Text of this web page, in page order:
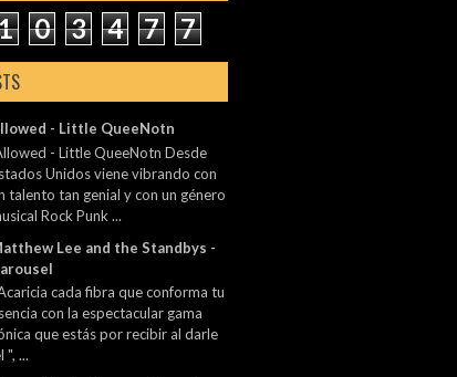
0 3 4 7 7
- Little QueeNotn
- Little QueeNotn Desde
Unidos viene vibrando con
talento tan genial y con un género
Rock Punk ...
Lee and the Standbys -
cada fibra que conforma tu
con la espectacular gama
que estás por recibir al darle
", ...